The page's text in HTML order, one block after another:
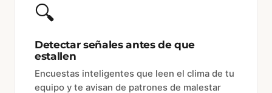
🔍
Detectar señales antes de que
estallen
Encuestas inteligentes que leen el clima de tu
equipo y te avisan de patrones de malestar